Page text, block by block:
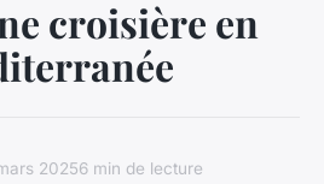
croisière en
20256 min de lecture